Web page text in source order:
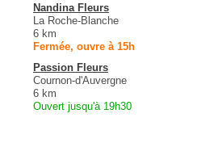
Nandina Fleurs
La Roche-Blanche
6 km
Fermée, ouvre à 15h
Passion Fleurs
Cournon-d'Auvergne
6 km
Ouvert jusqu'à 19h30